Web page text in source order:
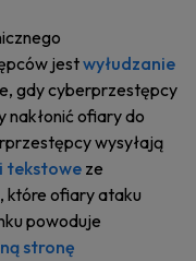
jestwyłudzanie
gdy cyberprzestępcy
nakłonić ofiary do
wysyłają
tekstoweze
, które ofiary ataku
powoduje
stronę